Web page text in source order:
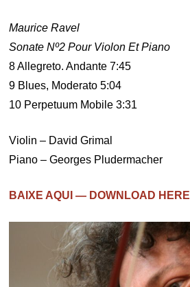
Maurice Ravel
Sonate Nº2 Pour Violon Et Piano
8 Allegreto. Andante 7:45
9 Blues, Moderato 5:04
10 Perpetuum Mobile 3:31
Violin – David Grimal
Piano – Georges Pludermacher
BAIXE AQUI — DOWNLOAD HERE